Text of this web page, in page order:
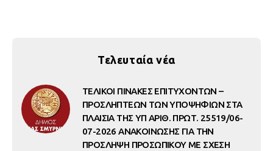
Τελευταία νέα
ΤΕΛΙΚΟΙ ΠΙΝΑΚΕΣ ΕΠΙΤΥΧΟΝΤΩΝ –
ΠΡΟΣΛΗΠΤΕΩΝ ΤΩΝ ΥΠΟΨΗΦΙΩΝ ΣΤΑ
ΠΛΑΙΣΙΑ ΤΗΣ ΥΠ ΑΡΙΘ. ΠΡΩΤ. 25519/06-
07-2026 ΑΝΑΚΟΙΝΩΣΗΣ ΓΙΑ ΤΗΝ
ΠΡΟΣΛΗΨΗ ΠΡΟΣΩΠΙΚΟΥ ΜΕ ΣΧΕΣΗ